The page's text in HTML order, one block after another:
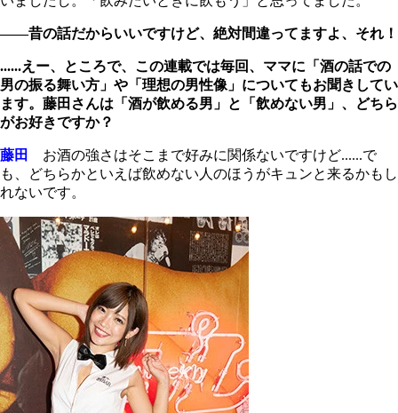
――昔の話だからいいですけど、絶対間違ってますよ、それ！
......えー、ところで、この連載では毎回、ママに「酒の話での
男の振る舞い方」や「理想の男性像」についてもお聞きしてい
ます。藤田さんは「酒が飲める男」と「飲めない男」、どちら
がお好きですか？
藤田 お酒の強さはそこまで好みに関係ないですけど......で
も、どちらかといえば飲めない人のほうがキュンと来るかもし
れないです。